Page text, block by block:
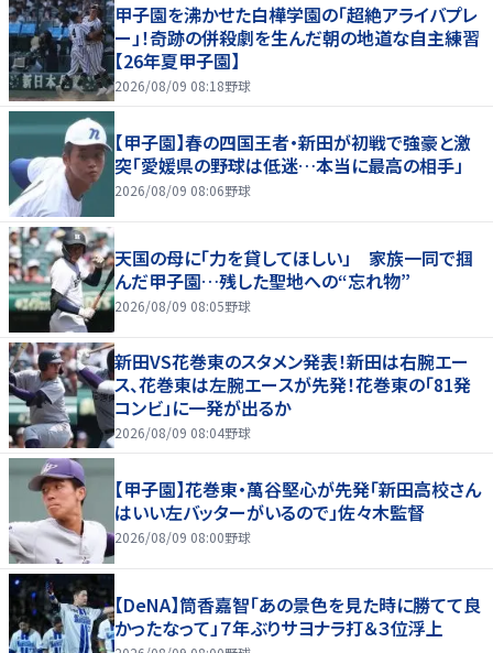
甲子園を沸かせた白樺学園の「超絶アライバプレ
ー」！奇跡の併殺劇を生んだ朝の地道な自主練習
【26年夏甲子園】
2026/08/09 08:18野球
【甲子園】春の四国王者・新田が初戦で強豪と激
突「愛媛県の野球は低迷…本当に最高の相手」
2026/08/09 08:06野球
天国の母に「力を貸してほしい」 家族一同で掴
んだ甲子園…残した聖地への“忘れ物”
2026/08/09 08:05野球
新田VS花巻東のスタメン発表！新田は右腕エー
ス、花巻東は左腕エースが先発！花巻東の「81発
コンビ」に一発が出るか
2026/08/09 08:04野球
【甲子園】花巻東・萬谷堅心が先発「新田高校さん
はいい左バッターがいるので」佐々木監督
2026/08/09 08:00野球
【DeNA】筒香嘉智「あの景色を見た時に勝てて良
かったなって」７年ぶりサヨナラ打＆３位浮上